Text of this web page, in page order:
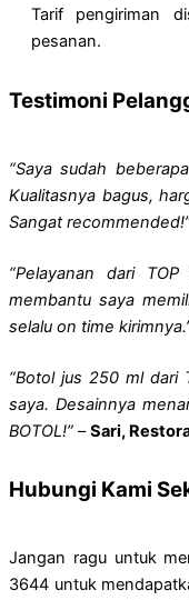
Tarif pengiriman
pesanan.
Testimoni
“Saya sudah
Kualitasnya bagus,
Sangat
“Pelayanan dari
membantu saya
selalu on time
“Botol jus 250 ml dari
saya. Desainnya
BOTOL!” –Sari,
Hubungi Kami
Jangan ragu untuk
3644 untuk